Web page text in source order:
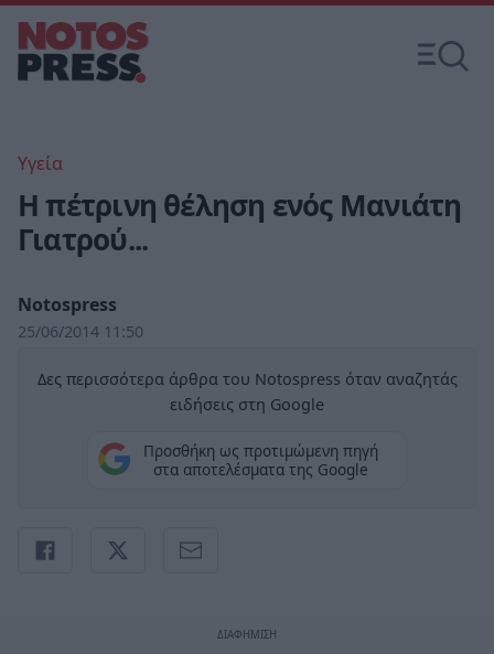
Υγεία
Η πέτρινη θέληση ενός Μανιάτη
Γιατρού...
Notospress
25/06/2014 11:50
Δες περισσότερα άρθρα του Notospress όταν αναζητάς
ειδήσεις στη Google
Προσθήκη ως προτιμώμενη πηγή
στα αποτελέσματα της Google